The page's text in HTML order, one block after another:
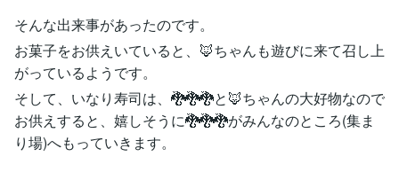
そんな出来事があったのです。
お菓子をお供えいていると、🦊ちゃんも遊びに来て召し上
がっているようです。
そして、いなり寿司は、🐉🐉🐉と🦊ちゃんの大好物なので
お供えすると、嬉しそうに🐉🐉🐉がみんなのところ(集ま
り場)へもっていきます。